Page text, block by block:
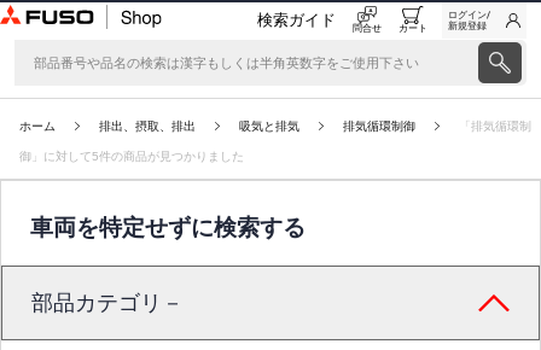
検索ガイド 問合せ カート
ログイン/
新規登録
ホーム 排出、摂取、排出 吸気と排気 排気循環制御 「排気循環制
御」に対して5件の商品が見つかりました
車両を特定せずに検索する
部品カテゴリ－